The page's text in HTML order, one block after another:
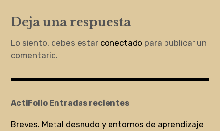
Deja una respuesta
Lo siento, debes estar conectado para publicar un
comentario.
ActiFolio Entradas recientes
Breves. Metal desnudo y entornos de aprendizaje